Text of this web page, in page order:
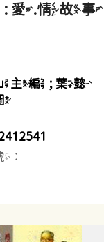
: 愛.情故事
主編 ; 葉懿
：